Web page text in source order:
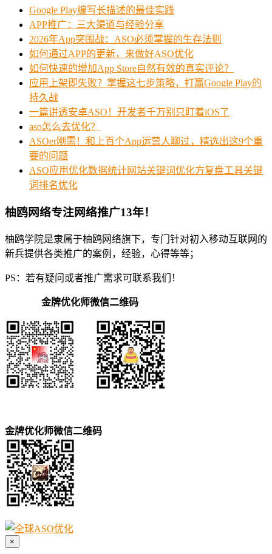
Google Play编写长描述的最佳实践
APP推广：三大渠道与经验分享
2026年App突围战：ASO必须掌握的生存法则
如何通过APP的更新，来做好ASO优化
如何快速的增加App Store自然有效的真实评论？
应用上架即失败？掌握这七步策略，打赢Google Play的
持久战
一篇讲透安卓ASO！开发者千万别只盯着iOS了
aso怎么去优化？
ASOer刚需！和上百个App运营人聊过，精选出这9个重
要的问题
ASO应用优化数据统计网站关键词优化方复盘工具关键
词排名优化
柚鸥网络专注网络推广13年！
柚鸥学院是隶属于柚鸥网络旗下，专门针对初入移动互联网的
新兵提供各类推广的案例，经验，心得等等；
PS：若有疑问或者推广需求可联系我们！
金牌优化师微信二维码
金牌优化师微信二维码
×